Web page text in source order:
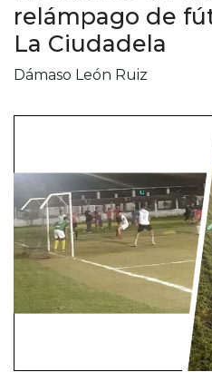
relámpago de
La Ciudadela
Dámaso León Ruiz